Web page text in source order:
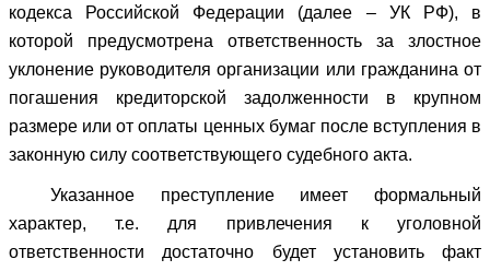
кодекса Российской Федерации (далее – УК РФ), в
которой предусмотрена ответственность за злостное
уклонение руководителя организации или гражданина от
погашения кредиторской задолженности в крупном
размере или от оплаты ценных бумаг после вступления в
законную силу соответствующего судебного акта.
Указанное преступление имеет формальный
характер, т.е. для привлечения к уголовной
ответственности достаточно будет установить факт